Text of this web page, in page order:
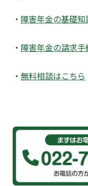
・ 障害年金の基礎知
・ 障害年金の請求手
・ 無料相談はこちら